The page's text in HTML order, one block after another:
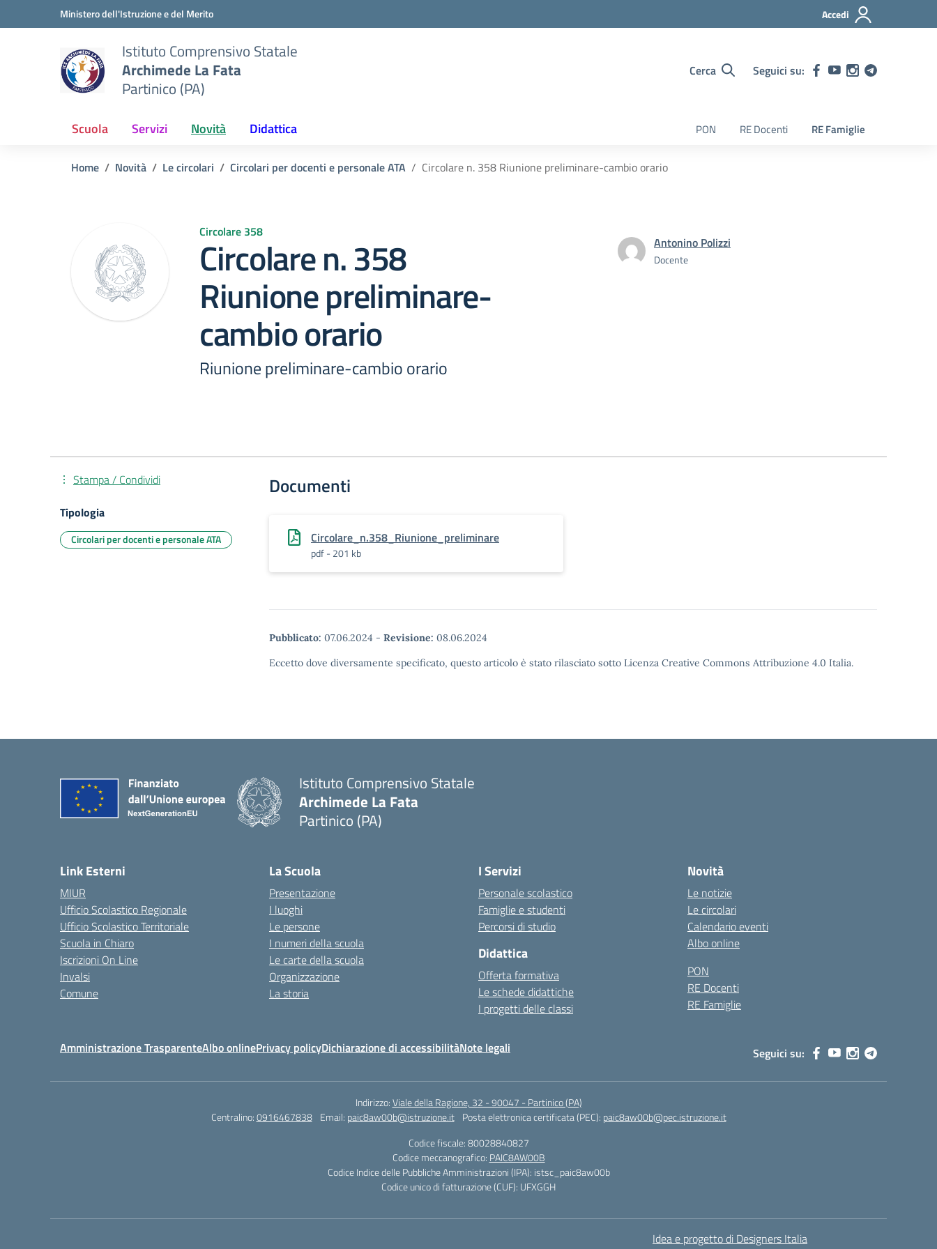
Vai ai contenuti
Vai al menu di navigazioneMinistero dell'Istruzione e del Merito Accedi
Istituto Comprensivo Statale
Archimede La Fata
Partinico (PA)
Cerca Seguici su:
Scuola Servizi Novità Didattica PON RE Docenti RE Famiglie
Home Novità Le circolari Circolari per docenti e personale ATA Circolare n. 358 Riunione preliminare-cambio orario
Circolare 358
Circolare n. 358
Riunione preliminare-
cambio orario
Riunione preliminare-cambio orario
Antonino Polizzi
Docente
Documenti
Circolare_n.358_Riunione_preliminare
pdf - 201 kb
Pubblicato: 07.06.2024 - Revisione: 08.06.2024
Eccetto dove diversamente specificato, questo articolo è stato rilasciato sotto Licenza Creative Commons Attribuzione 4.0 Italia.
Stampa / Condividi
Tipologia
Circolari per docenti e personale ATA
Istituto Comprensivo Statale
Archimede La Fata
Partinico (PA)
Link Esterni
MIUR
Ufficio Scolastico Regionale
Ufficio Scolastico Territoriale
Scuola in Chiaro
Iscrizioni On Line
Invalsi
Comune
La Scuola
Presentazione
I luoghi
Le persone
I numeri della scuola
Le carte della scuola
Organizzazione
La storia
I Servizi
Personale scolastico
Famiglie e studenti
Percorsi di studio
Didattica
Offerta formativa
Le schede didattiche
I progetti delle classi
Novità
Le notizie
Le circolari
Calendario eventi
Albo online
PON
RE Docenti
RE Famiglie
Amministrazione TrasparenteAlbo onlinePrivacy policyDichiarazione di accessibilitàNote legali Seguici su:
Indirizzo:Viale della Ragione, 32 - 90047 - Partinico (PA)
Centralino:0916467838 Email: paic8aw00b@istruzione.it Posta elettronica certificata (PEC): paic8aw00b@pec.istruzione.it
Codice fiscale: 80028840827
Codice meccanografico: PAIC8AW00B
Codice Indice delle Pubbliche Amministrazioni (IPA): istsc_paic8aw00b
Codice unico di fatturazione (CUF): UFXGGH
Idea e progetto di Designers Italia